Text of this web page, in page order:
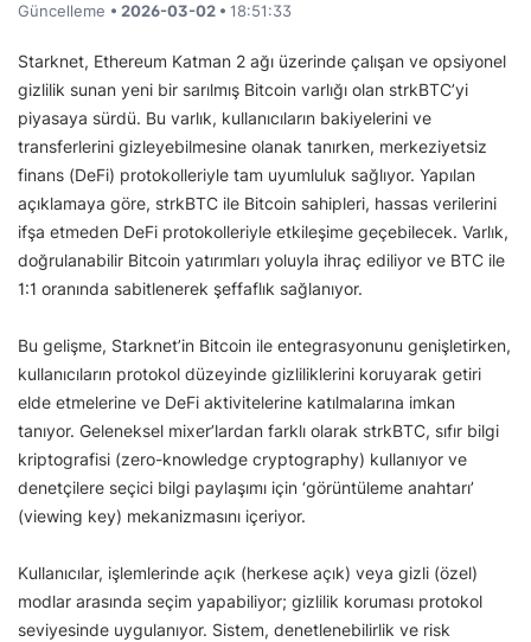
Güncelleme • 2026-03-02 • 18:51:33
Starknet, Ethereum Katman 2 ağı üzerinde çalışan ve opsiyonel
gizlilik sunan yeni bir sarılmış Bitcoin varlığı olan strkBTC’yi
piyasaya sürdü. Bu varlık, kullanıcıların bakiyelerini ve
transferlerini gizleyebilmesine olanak tanırken, merkeziyetsiz
finans (DeFi) protokolleriyle tam uyumluluk sağlıyor. Yapılan
açıklamaya göre, strkBTC ile Bitcoin sahipleri, hassas verilerini
ifşa etmeden DeFi protokolleriyle etkileşime geçebilecek. Varlık,
doğrulanabilir Bitcoin yatırımları yoluyla ihraç ediliyor ve BTC ile
1:1 oranında sabitlenerek şeffaflık sağlanıyor.
Bu gelişme, Starknet’in Bitcoin ile entegrasyonunu genişletirken,
kullanıcıların protokol düzeyinde gizliliklerini koruyarak getiri
elde etmelerine ve DeFi aktivitelerine katılmalarına imkan
tanıyor. Geleneksel mixer’lardan farklı olarak strkBTC, sıfır bilgi
kriptografisi (zero-knowledge cryptography) kullanıyor ve
denetçilere seçici bilgi paylaşımı için ‘görüntüleme anahtarı’
(viewing key) mekanizmasını içeriyor.
Kullanıcılar, işlemlerinde açık (herkese açık) veya gizli (özel)
modlar arasında seçim yapabiliyor; gizlilik koruması protokol
seviyesinde uygulanıyor. Sistem, denetlenebilirlik ve risk